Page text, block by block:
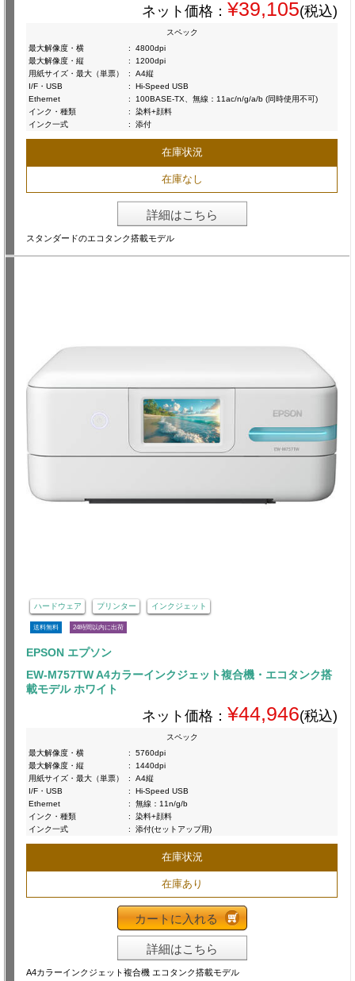
ネット価格： ¥39,105(税込)
スペック
最大解像度・横
:
4800dpi
最大解像度・縦
:
1200dpi
用紙サイズ・最大（単票）
:
A4縦
I/F・USB
:
Hi-Speed USB
Ethernet
:
100BASE-TX、無線：11ac/n/g/a/b (同時使用不可)
インク・種類
:
染料+顔料
インク一式
: 添付
在庫状況
在庫なし
詳細はこちら
スタンダードのエコタンク搭載モデル
ハードウェア プリンター インクジェット
送料無料 24時間以内に出荷
EPSON エプソン
EW-M757TW A4カラーインクジェット複合機・エコタンク搭
載モデル ホワイト
ネット価格： ¥44,946(税込)
スペック
最大解像度・横
:
5760dpi
最大解像度・縦
:
1440dpi
用紙サイズ・最大（単票）
:
A4縦
I/F・USB
:
Hi-Speed USB
Ethernet
:
無線：11n/g/b
インク・種類
:
染料+顔料
インク一式
: 添付(セットアップ用)
在庫状況
在庫あり
カートに入れる
詳細はこちら
A4カラーインクジェット複合機 エコタンク搭載モデル